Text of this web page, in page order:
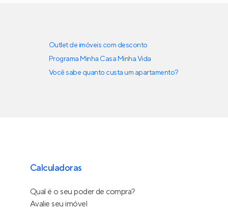
Outlet de imóveis com desconto
Programa Minha Casa Minha Vida
Você sabe quanto custa um apartamento?
Calculadoras
Qual é o seu poder de compra?
Avalie seu imóvel